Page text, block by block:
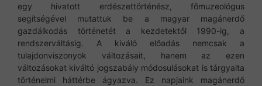
egy hivatott erdészettörténész, főmuzeológus
segítségével mutattuk be a magyar magánerdő
gazdálkodás történetét a kezdetektől 1990-ig, a
rendszerváltásig. A kiváló előadás nemcsak a
tulajdonviszonyok változásait, hanem az ezen
változásokat kiváltó jogszabály módosulásokat is tárgyalta
történelmi háttérbe ágyazva. Ez napjaink magánerdő